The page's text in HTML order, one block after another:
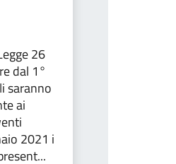
26
dal 1°
saranno
ai
2021 i